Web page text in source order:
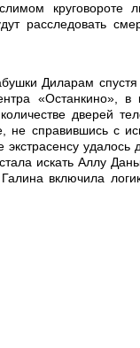
круговороте
расследовать
Диларам спустя
«Останкино», в
дверей
не справившись с
удалось
искать Аллу
включила